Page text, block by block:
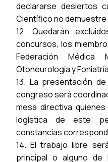
declararse desiertos
Científico no demuestre
12. Quedarán
concursos, los
Federación Médica
Otoneurología y
13. La presentación
congreso será
mesa directiva
logística de este
constancias
14. El trabajo libre
principal o alguno